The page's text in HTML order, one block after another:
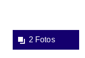
2 Fotos